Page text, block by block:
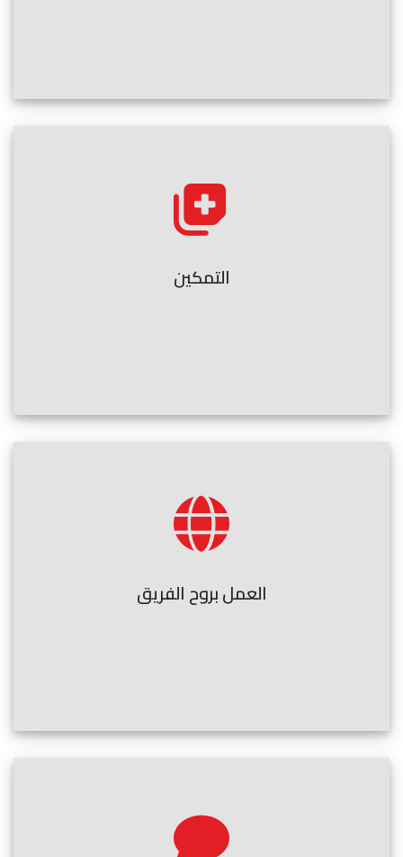
التمكين
العمل بروح الفريق